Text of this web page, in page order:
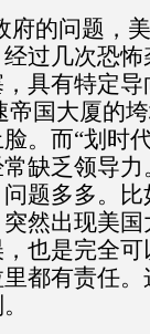
府的问题，
过几次恐
具有特定
帝国大厦的
。而“划时
缺乏领导
题多多。
然出现美
也是完全
都有责任